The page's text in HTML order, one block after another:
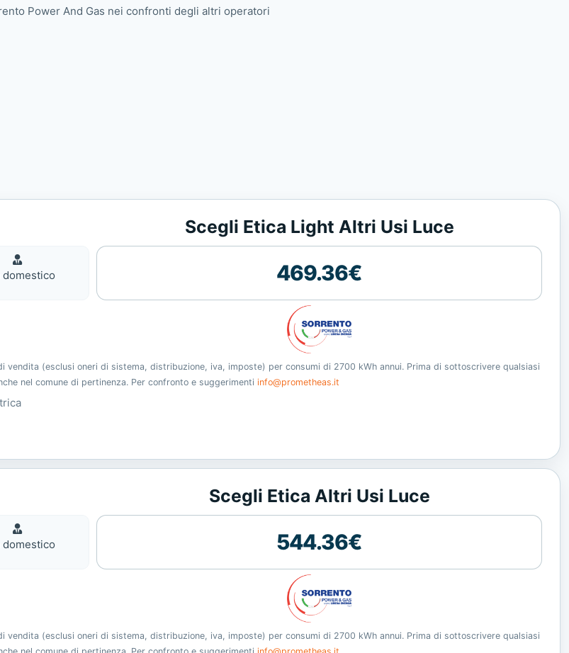
Power And Gas nei confronti degli altri operatori
Scegli Etica Light Altri Usi Luce
Non
domestic
domestico 469.36€
vendita (esclusi oneri di sistema, distribuzione, iva, imposte) per consumi di 2700 kWh annui. Prima di sottoscrivere qualsiasi
nel comune di pertinenza. Per confronto e suggerimenti info@prometheas.it
Scegli Etica Altri Usi Luce
Non
domestic
domestico 544.36€
vendita (esclusi oneri di sistema, distribuzione, iva, imposte) per consumi di 2700 kWh annui. Prima di sottoscrivere qualsiasi